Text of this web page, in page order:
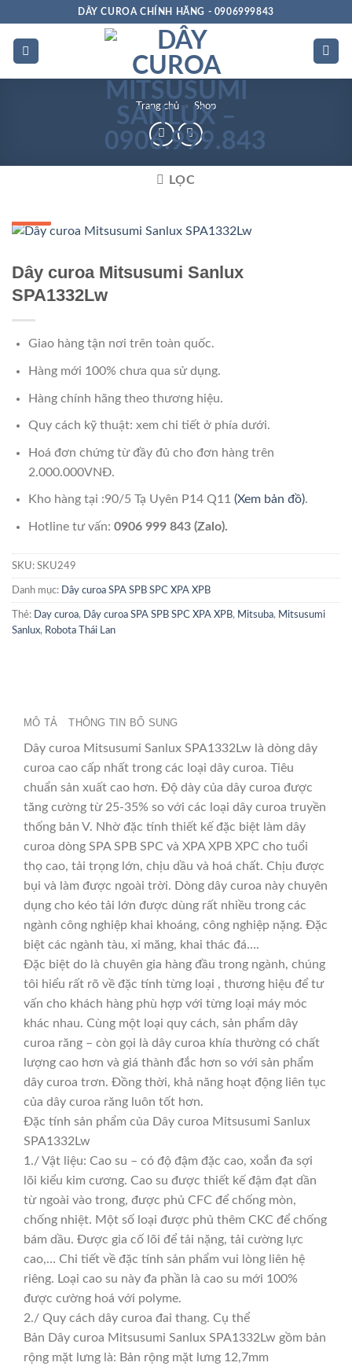
dung
DÂY CUROA CHÍNH HÃNG - 0906999843
Trang chủ » Shop
LỌC
Dây curoa Mitsusumi Sanlux
SPA1332Lw
Giao hàng tận nơi trên toàn quốc.
Hàng mới 100% chưa qua sử dụng.
Hàng chính hãng theo thương hiệu.
Quy cách kỹ thuật: xem chi tiết ở phía dưới.
Hoá đơn chứng từ đầy đủ cho đơn hàng trên
2.000.000VNĐ.
Kho hàng tại :90/5 Tạ Uyên P14 Q11 (Xem bản đồ).
Hotline tư vấn: 0906 999 843 (Zalo).
SKU: SKU249
Danh mục: Dây curoa SPA SPB SPC XPA XPB
Thẻ: Day curoa, Dây curoa SPA SPB SPC XPA XPB, Mitsuba, Mitsusumi
Sanlux, Robota Thái Lan
MÔ TẢ THÔNG TIN BỔ SUNG
Dây curoa Mitsusumi Sanlux SPA1332Lw là dòng dây
curoa cao cấp nhất trong các loại dây curoa. Tiêu
chuẩn sản xuất cao hơn. Độ dày của dây curoa được
tăng cường từ 25-35% so với các loại dây curoa truyền
thống bản V. Nhờ đặc tính thiết kế đặc biệt làm dây
curoa dòng SPA SPB SPC và XPA XPB XPC cho tuổi
thọ cao, tải trọng lớn, chịu dầu và hoá chất. Chịu được
bụi và làm được ngoài trời. Dòng dây curoa này chuyên
dụng cho kéo tải lớn được dùng rất nhiều trong các
ngành công nghiệp khai khoáng, công nghiệp nặng. Đặc
biệt các ngành tàu, xi măng, khai thác đá….
Đặc biệt do là chuyên gia hàng đầu trong ngành, chúng
tôi hiểu rất rõ về đặc tính từng loại , thương hiệu để tư
vấn cho khách hàng phù hợp với từng loại máy móc
khác nhau. Cùng một loại quy cách, sản phẩm dây
curoa răng – còn gọi là dây curoa khía thường có chất
lượng cao hơn và giá thành đắc hơn so với sản phẩm
dây curoa trơn. Đồng thời, khả năng hoạt động liên tục
của dây curoa răng luôn tốt hơn.
Đặc tính sản phẩm của Dây curoa Mitsusumi Sanlux
SPA1332Lw
1./ Vật liệu: Cao su – có độ đậm đặc cao, xoắn đa sợi
lõi kiểu kim cương. Cao su được thiết kế đậm đạt dần
từ ngoài vào trong, được phủ CFC để chống mòn,
chống nhiệt. Một số loại được phủ thêm CKC để chống
bám dầu. Được gia cố lõi để tải nặng, tải cường lực
cao,… Chi tiết về đặc tính sản phẩm vui lòng liên hệ
riêng. Loại cao su này đa phần là cao su mới 100%
được cường hoá với polyme.
2./ Quy cách dây curoa đai thang. Cụ thể
Bản Dây curoa Mitsusumi Sanlux SPA1332Lw gồm bản
rộng mặt lưng là: Bản rộng mặt lưng 12,7mm